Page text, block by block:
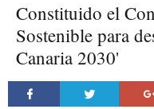
Constituido el
Sostenible para
Canaria 2030'